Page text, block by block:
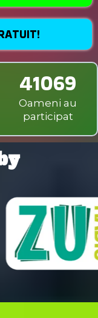
41069
Oameni au
participat